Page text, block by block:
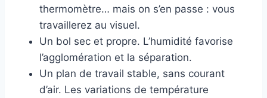
thermomètre… mais on s’en passe : vous
travaillerez au visuel.
Un bol sec et propre. L’humidité favorise
l’agglomération et la séparation.
Un plan de travail stable, sans courant
d’air. Les variations de température